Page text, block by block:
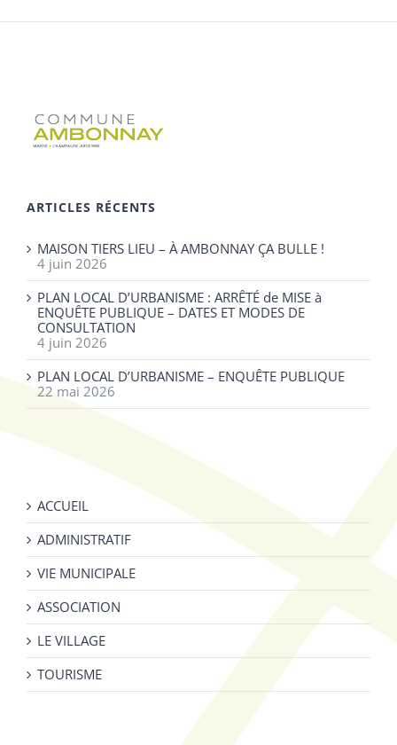
ARTICLES RÉCENTS
MAISON TIERS LIEU – À AMBONNAY ÇA BULLE !
4 juin 2026
PLAN LOCAL D’URBANISME : ARRÊTÉ de MISE à
ENQUÊTE PUBLIQUE – DATES ET MODES DE
CONSULTATION
4 juin 2026
PLAN LOCAL D’URBANISME – ENQUÊTE PUBLIQUE
22 mai 2026
ACCUEIL
ADMINISTRATIF
VIE MUNICIPALE
ASSOCIATION
LE VILLAGE
TOURISME